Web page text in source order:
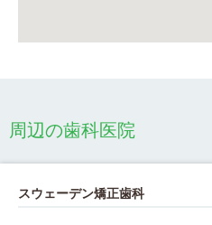
周辺の歯科医院
スウェーデン矯正歯科